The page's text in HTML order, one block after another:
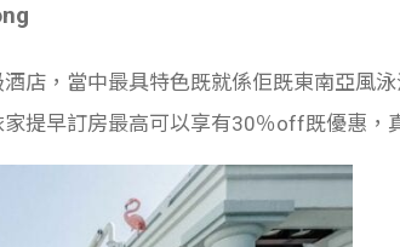
店，當中最具特色既就係佢既東南亞風
提早訂房最高可以享有30％off既優惠，